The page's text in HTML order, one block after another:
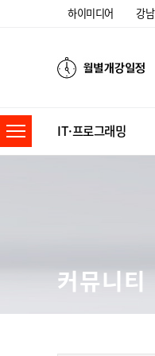
하이미디어 강남
IT·프로그래밍
커뮤니티